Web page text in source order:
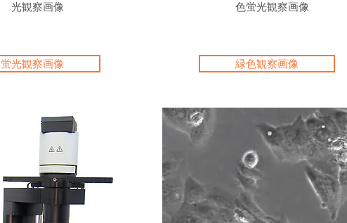
光観察画像
蛍光観察画像
色蛍光観察画像
緑色観察画像